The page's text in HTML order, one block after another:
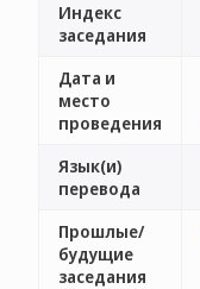
Индекс
заседания
Дата и
место
проведения
Язык(и)
перевода
Прошлые/
будущие
заседания